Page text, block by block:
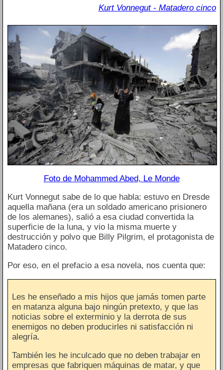
Kurt Vonnegut - Matadero cinco
Foto de Mohammed Abed, Le Monde
Kurt Vonnegut sabe de lo que habla: estuvo en Dresde
aquella mañana (era un soldado americano prisionero
de los alemanes), salió a esa ciudad convertida la
superficie de la luna, y vio la misma muerte y
destrucción y polvo que Billy Pilgrim, el protagonista de
Matadero cinco.
Por eso, en el prefacio a esa novela, nos cuenta que:
Les he enseñado a mis hijos que jamás tomen parte
en matanza alguna bajo ningún pretexto, y que las
noticias sobre el exterminio y la derrota de sus
enemigos no deben producirles ni satisfacción ni
alegría.
También les he inculcado que no deben trabajar en
empresas que fabriquen máquinas de matar, y que